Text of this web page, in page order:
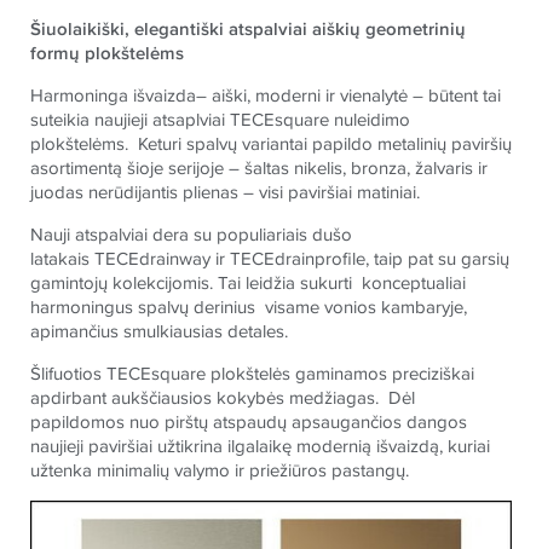
Šiuolaikiški, elegantiški atspalviai aiškių geometrinių
formų plokštelėms
Harmoninga išvaizda– aiški, moderni ir vienalytė – būtent tai
suteikia naujieji atsaplviaiTECEsquare nuleidimo
plokštelėms. Keturi spalvų variantai papildo metalinių paviršių
asortimentą šioje serijoje – šaltas nikelis, bronza, žalvaris ir
juodas nerūdijantis plienas – visi paviršiai matiniai.
Nauji atspalviai dera su populiariais dušo
latakaisTECEdrainway irTECEdrainprofile, taip pat su garsių
gamintojų kolekcijomis. Tai leidžia sukurti konceptualiai
harmoningus spalvų derinius visame vonios kambaryje,
apimančius smulkiausias detales.
ŠlifuotiosTECEsquare plokštelėsgaminamos preciziškai
apdirbant aukščiausios kokybės medžiagas. Dėl
papildomos nuo pirštų atspaudų apsaugančios dangos
naujieji paviršiai užtikrina ilgalaikę modernią išvaizdą, kuriai
užtenka minimalių valymo ir priežiūros pastangų.